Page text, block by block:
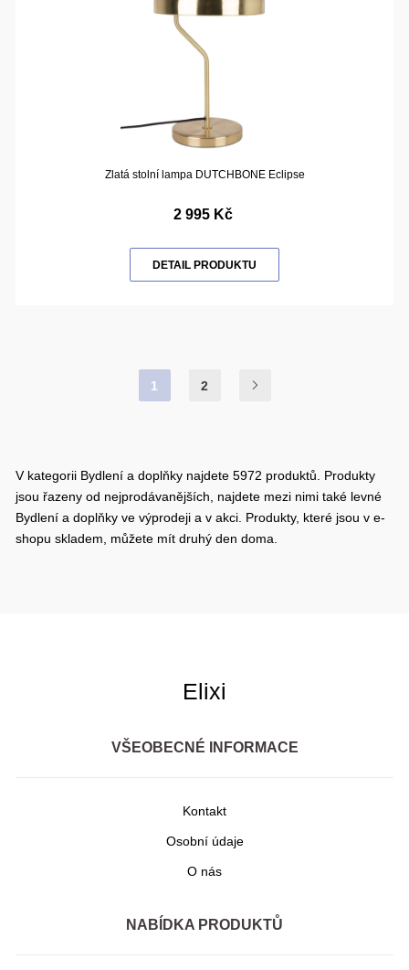
Zlatá stolní lampa DUTCHBONE Eclipse
2 995 Kč
DETAIL PRODUKTU
1 2
V kategorii Bydlení a doplňky najdete 5972 produktů. Produkty
jsou řazeny od nejprodávanějších, najdete mezi nimi také levné
Bydlení a doplňky ve výprodeji a v akci. Produkty, které jsou v e-
shopu skladem, můžete mít druhý den doma.
Elixi
VŠEOBECNÉ INFORMACE
Kontakt
Osobní údaje
O nás
NABÍDKA PRODUKTŮ